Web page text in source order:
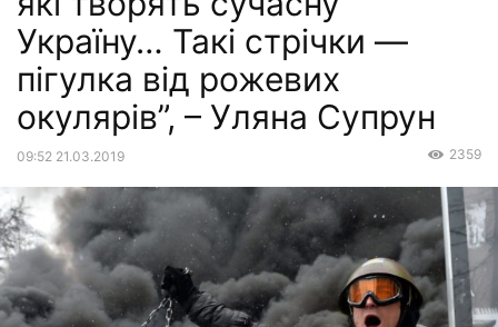
Україну… Такі стрічки —
пігулка від рожевих
окулярів”, – Уляна Супрун
09:52 21.03.2019 2359